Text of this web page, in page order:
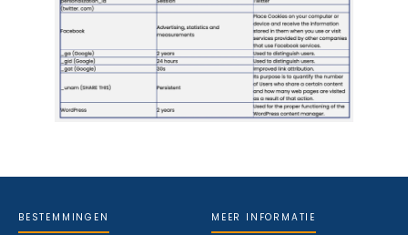
BESTEMMINGEN MEER INFORMATIE